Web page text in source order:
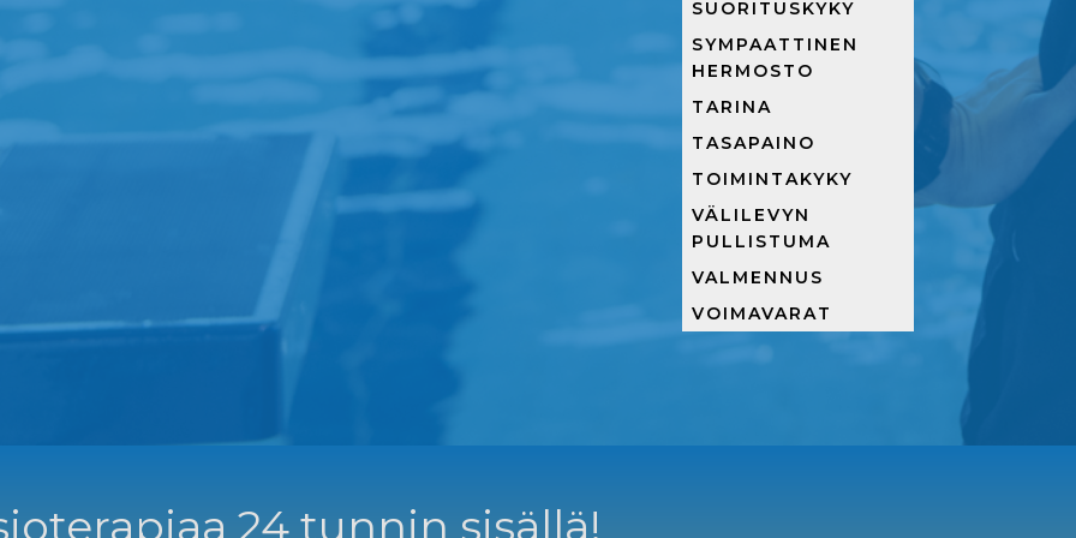
SUORITUSKYKY
SYMPAATTINEN
HERMOSTO
TARINA
TASAPAINO
TOIMINTAKYKY
VÄLILEVYN
PULLISTUMA
VALMENNUS
VOIMAVARAT
24 tunnin sisällä!